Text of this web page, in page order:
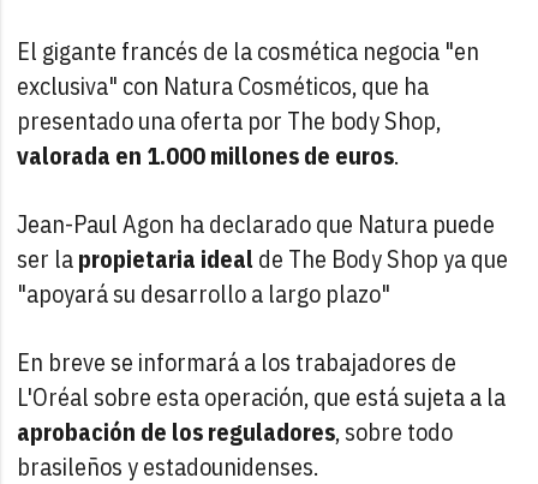
El gigante francés de la cosmética negocia "en
exclusiva" con Natura Cosméticos, que ha
presentado una oferta por The body Shop,
valorada en 1.000 millones de euros.
Jean-Paul Agon ha declarado que Natura puede
ser lapropietaria idealde The Body Shop ya que
"apoyará su desarrollo a largo plazo"
En breve se informará a los trabajadores de
L'Oréal sobre esta operación, que está sujeta a la
aprobación de los reguladores, sobre todo
brasileños y estadounidenses.